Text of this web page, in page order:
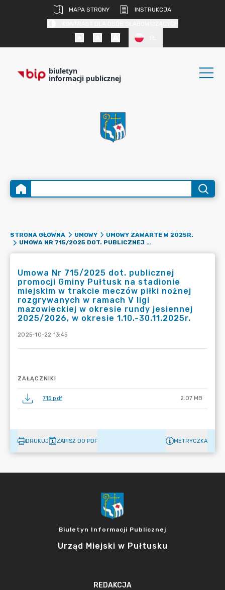
MAPA STRONY
INSTRUKCJA
biuletyn
informacji publicznej
STRONA GŁÓWNA UMOWY
UMOWY ZAWARTE W 2025R.
UMOWA NR 715/2025 DOT. PUBLICZNEJ PROMOCJI GMINY PUŁTUSK NA STADIONIE MIEJSKIM W TRAKCIE MECZÓW PIŁKI NOŻNEJ ROZGRYWANYCH W RAMACH V LIGI MAZOWIECKIEJ W OKRESIE RUNDY JESIENNEJ 2025/2026, W OKRESIE 1.10.-30.11.2025R.
Umowa Nr 715/2025 dot. publicznej
promocji Gminy Pułtusk na stadionie
miejskim w trakcie meczów piłki nożnej
rozgrywanych w ramach V ligi
mazowieckiej w okresie rundy jesiennej
2025/2026, w okresie 1.10.-30.11.2025r.
2025-10-22 13:45
ZAŁĄCZNIKI
715.pdf 2.07 MB
DRUKUJ ZAPISZ DO PDF METRYCZKA
Biuletyn Informacji Publicznej
Urząd Miejski w Pułtusku
REDAKCJA